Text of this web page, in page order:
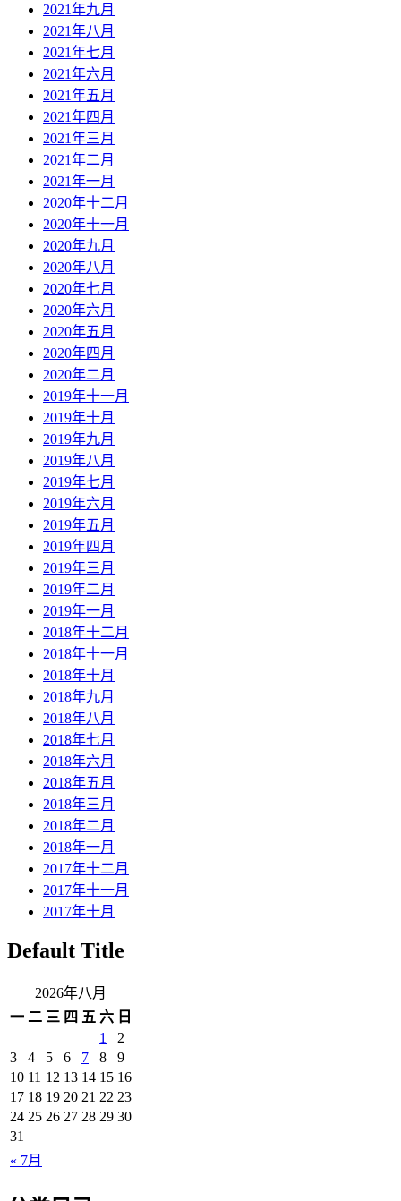
2021年九月
2021年八月
2021年七月
2021年六月
2021年五月
2021年四月
2021年三月
2021年二月
2021年一月
2020年十二月
2020年十一月
2020年九月
2020年八月
2020年七月
2020年六月
2020年五月
2020年四月
2020年二月
2019年十一月
2019年十月
2019年九月
2019年八月
2019年七月
2019年六月
2019年五月
2019年四月
2019年三月
2019年二月
2019年一月
2018年十二月
2018年十一月
2018年十月
2018年九月
2018年八月
2018年七月
2018年六月
2018年五月
2018年三月
2018年二月
2018年一月
2017年十二月
2017年十一月
2017年十月
Default Title
2026年八月
一 二 三 四 五 六 日
« 7月
1
2
3
4 5 6 7 8
9
10 11 12 13 14 15 16
17 18 19 20 21 22 23
24 25 26 27 28 29 30
31